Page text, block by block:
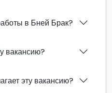
в Бней Брак?
вакансию?
эту вакансию?